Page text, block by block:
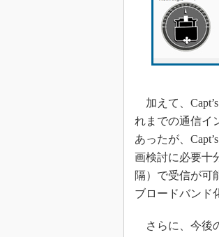
加えて、
れまでの通信イ
あったが、
画検討に必要十
隔）で受信が可
ブロードバンド
さらに、今後